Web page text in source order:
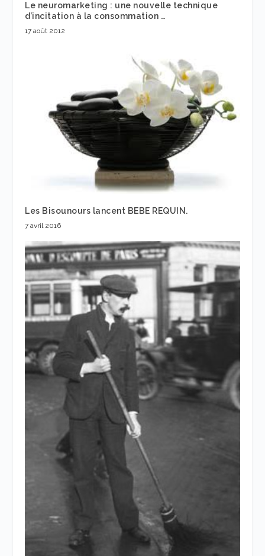
Le neuromarketing : une nouvelle technique
d’incitation à la consommation …
17 août 2012
Les Bisounours lancent BEBE REQUIN.
7 avril 2016